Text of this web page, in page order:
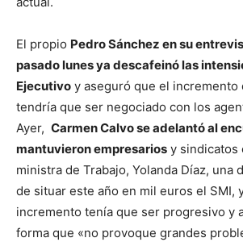
El propio Pedro Sánchez en su
pasado lunes ya descafeinó las
Ejecutivo y aseguró que el incremento
tendría que ser negociado con los
Ayer, Carmen Calvo se adelantó al
mantuvieron empresarios y sindicatos
ministra de Trabajo, Yolanda Díaz, una
de situar este año en mil euros el SMI,
incremento tenía que ser progresivo y
forma que «no provoque grandes